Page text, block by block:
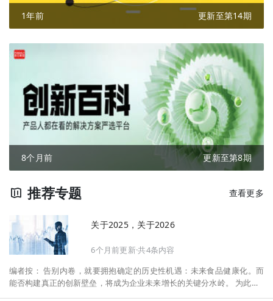
1年前 更新至第14期
8个月前 更新至第8期
推荐专题 查看更多
关于2025，关于2026
6个月前更新·共4条内容
编者按： 告别内卷，就要拥抱确定的历史性机遇：未来食品健康化。而
能否构建真正的创新壁垒，将成为企业未来增长的关键分水岭。 为此，F